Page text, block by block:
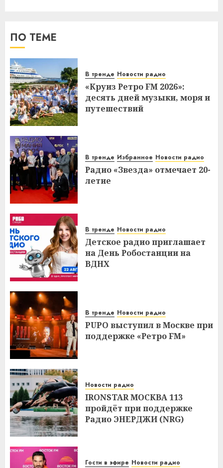
ПО ТЕМЕ
В тренде Новости радио
«Круиз Ретро FM 2026»:
десять дней музыки, моря и
путешествий
В тренде Избранное Новости радио
Радио «Звезда» отмечает 20-
летие
В тренде Новости радио
Детское радио приглашает
на День Робостанции на
ВДНХ
В тренде Новости радио
PUPO выступил в Москве при
поддержке «Ретро FM»
Новости радио
IRONSTAR МОСКВА 113
пройдёт при поддержке
Радио ЭНЕРДЖИ (NRG)
Гости в эфире Новости радио